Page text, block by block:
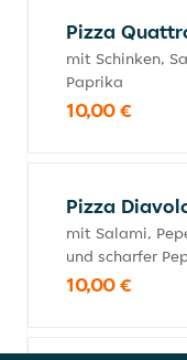
Pizza
mit Schinken,
Paprika
10,00 €
Pizza
mit Salami,
und scharfer
10,00 €